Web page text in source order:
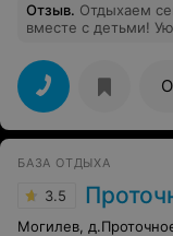
Отзыв. Отдыхаем
вместе с детьми!
отдых, подальше от
имеются, нам
хочется!
БАЗА ОТДЫХА
3.5
Могилев,